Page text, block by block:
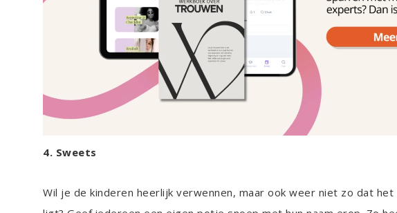
4. Sweets
Wil je de kinderen heerlijk verwennen, maar ook weer niet zo dat